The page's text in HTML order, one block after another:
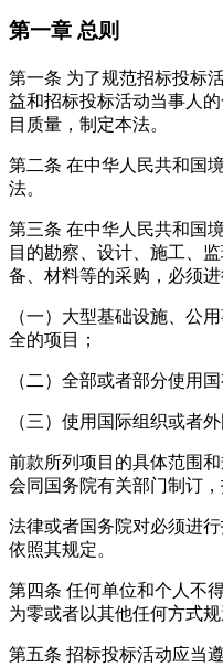
第一章 总则
第一条 为了规范招标投标
益和招标投标活动当事人
目质量，制定本法。
第二条 在中华人民共和国
法。
第三条 在中华人民共和国
目的勘察、设计、施工、
备、材料等的采购，必须进
（一）大型基础设施、公
全的项目；
（二）全部或者部分使用
（三）使用国际组织或者
前款所列项目的具体范围
会同国务院有关部门制订，
法律或者国务院对必须进
依照其规定。
第四条 任何单位和个人不
为零或者以其他任何方式规
第五条 招标投标活动应当